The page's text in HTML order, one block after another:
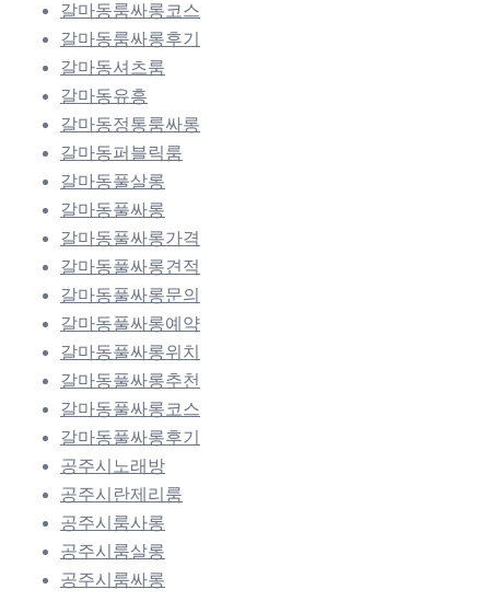
갈마동룸싸롱코스
갈마동룸싸롱후기
갈마동셔츠룸
갈마동유흥
갈마동정통룸싸롱
갈마동퍼블릭룸
갈마동풀살롱
갈마동풀싸롱
갈마동풀싸롱가격
갈마동풀싸롱견적
갈마동풀싸롱문의
갈마동풀싸롱예약
갈마동풀싸롱위치
갈마동풀싸롱추천
갈마동풀싸롱코스
갈마동풀싸롱후기
공주시노래방
공주시란제리룸
공주시룸사롱
공주시룸살롱
공주시룸싸롱